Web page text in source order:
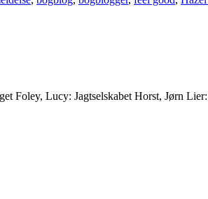
Foley, Lucy: Jagtselskabet Horst, Jørn